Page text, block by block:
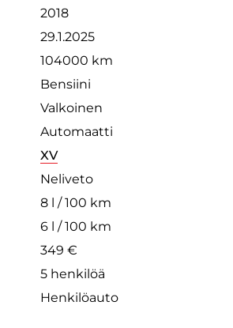
2018
29.1.2025
104000 km
Bensiini
Valkoinen
Automaatti
XV
Neliveto
8 l / 100 km
6 l / 100 km
349 €
5 henkilöä
Henkilöauto